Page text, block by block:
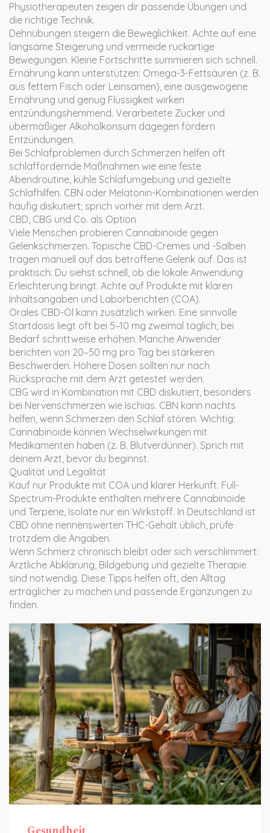
Physiotherapeuten zeigen dir passende Übungen und
die richtige Technik.
Dehnübungen steigern die Beweglichkeit. Achte auf eine
langsame Steigerung und vermeide ruckartige
Bewegungen. Kleine Fortschritte summieren sich schnell.
Ernährung kann unterstützen: Omega-3-Fettsäuren (z. B.
aus fettem Fisch oder Leinsamen), eine ausgewogene
Ernährung und genug Flüssigkeit wirken
entzündungshemmend. Verarbeitete Zucker und
übermäßiger Alkoholkonsum dagegen fördern
Entzündungen.
Bei Schlafproblemen durch Schmerzen helfen oft
schlaffördernde Maßnahmen wie eine feste
Abendroutine, kühle Schlafumgebung und gezielte
Schlafhilfen. CBN oder Melatonin-Kombinationen werden
häufig diskutiert; sprich vorher mit dem Arzt.
CBD, CBG und Co. als Option
Viele Menschen probieren Cannabinoide gegen
Gelenkschmerzen. Topische CBD-Cremes und -Salben
tragen manuell auf das betroffene Gelenk auf. Das ist
praktisch: Du siehst schnell, ob die lokale Anwendung
Erleichterung bringt. Achte auf Produkte mit klaren
Inhaltsangaben und Laborberichten (COA).
Orales CBD-Öl kann zusätzlich wirken. Eine sinnvolle
Startdosis liegt oft bei 5–10 mg zweimal täglich; bei
Bedarf schrittweise erhöhen. Manche Anwender
berichten von 20–50 mg pro Tag bei stärkeren
Beschwerden. Höhere Dosen sollten nur nach
Rücksprache mit dem Arzt getestet werden.
CBG wird in Kombination mit CBD diskutiert, besonders
bei Nervenschmerzen wie Ischias. CBN kann nachts
helfen, wenn Schmerzen den Schlaf stören. Wichtig:
Cannabinoide können Wechselwirkungen mit
Medikamenten haben (z. B. Blutverdünner). Sprich mit
deinem Arzt, bevor du beginnst.
Qualität und Legalität
Kauf nur Produkte mit COA und klarer Herkunft. Full-
Spectrum-Produkte enthalten mehrere Cannabinoide
und Terpene, Isolate nur ein Wirkstoff. In Deutschland ist
CBD ohne nennenswerten THC-Gehalt üblich, prüfe
trotzdem die Angaben.
Wenn Schmerz chronisch bleibt oder sich verschlimmert:
Ärztliche Abklärung, Bildgebung und gezielte Therapie
sind notwendig. Diese Tipps helfen oft, den Alltag
erträglicher zu machen und passende Ergänzungen zu
finden.